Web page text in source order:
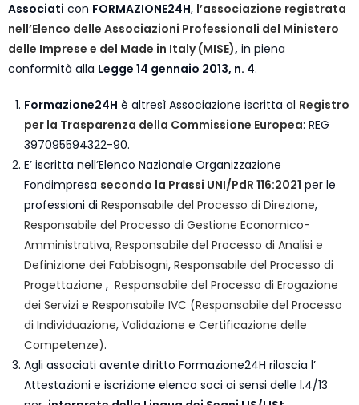
Associati con FORMAZIONE24H, l’associazione registrata
nell’Elenco delle Associazioni Professionali del Ministero
delle Imprese e del Made in Italy (MISE), in piena
conformità alla Legge 14 gennaio 2013, n. 4.
Formazione24H è altresì Associazione iscritta al Registro
per la Trasparenza della Commissione Europea: REG
397095594322-90.
E’ iscritta nell’Elenco Nazionale Organizzazione
Fondimpresa secondo la Prassi UNI/PdR 116:2021 per le
professioni di Responsabile del Processo di Direzione,
Responsabile del Processo di Gestione Economico-
Amministrativa, Responsabile del Processo di Analisi e
Definizione dei Fabbisogni, Responsabile del Processo di
Progettazione , Responsabile del Processo di Erogazione
dei Servizi e Responsabile IVC (Responsabile del Processo
di Individuazione, Validazione e Certificazione delle
Competenze).
Agli associati avente diritto Formazione24H rilascia l’
Attestazioni e iscrizione elenco soci ai sensi delle l.4/13